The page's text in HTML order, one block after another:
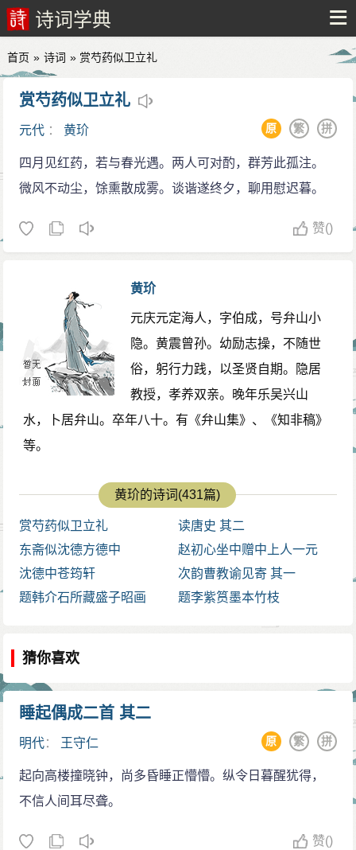
诗词学典
首页 » 诗词 » 赏芍药似卫立礼
赏芍药似卫立礼
元代 ：黄玠 拼
繁
原
四月见红药，若与春光遇。两人可对酌，群芳此孤注。
微风不动尘，馀熏散成雾。谈谐遂终夕，聊用慰迟暮。
赞()
黄玠
元庆元定海人，字伯成，号弁山小
隐。黄震曾孙。幼励志操，不随世
俗，躬行力践，以圣贤自期。隐居
教授，孝养双亲。晚年乐吴兴山
水，卜居弁山。卒年八十。有《弁山集》、《知非稿》
等。
黄玠的诗词(431篇)
赏芍药似卫立礼
读唐史 其二
东斋似沈德方德中
赵初心坐中赠中上人一元
沈德中苍筠轩
次韵曹教谕见寄 其一
题韩介石所藏盛子昭画
题李紫筼墨本竹枝
猜你喜欢
睡起偶成二首 其二
明代： 王守仁 拼
繁
原
起向高楼撞晓钟，尚多昏睡正懵懵。纵令日暮醒犹得，
不信人间耳尽聋。
赞()